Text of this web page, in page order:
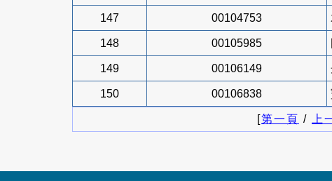
147 00104753
148 00105985
149 00106149
150 00106838
[第一頁 / 上